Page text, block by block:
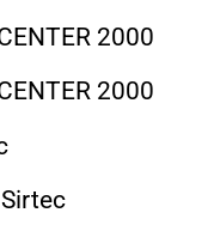
2000
2000